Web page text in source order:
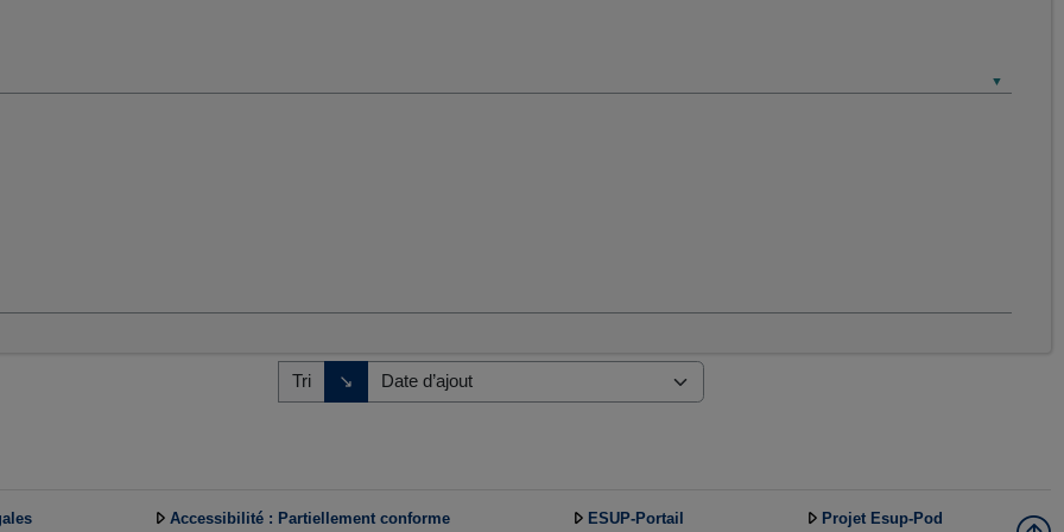
et sociales
Tri ↘
Direction de tri
Accessibilité : Partiellement conforme ESUP-Portail Projet Esup-Pod